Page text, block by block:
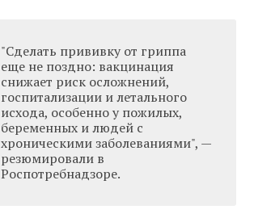
"Сделать прививку от гриппа
еще не поздно: вакцинация
снижает риск осложнений,
госпитализации и летального
исхода, особенно у пожилых,
беременных и людей с
хроническими заболеваниями", —
резюмировали в
Роспотребнадзоре.